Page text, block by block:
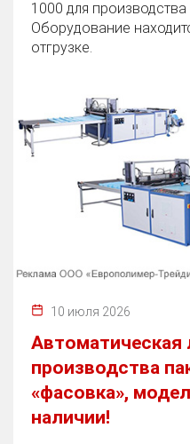
1000 для
Оборудование
отгрузке.
10 июля 2026
Автоматическая
производства
«фасовка»,
наличии!